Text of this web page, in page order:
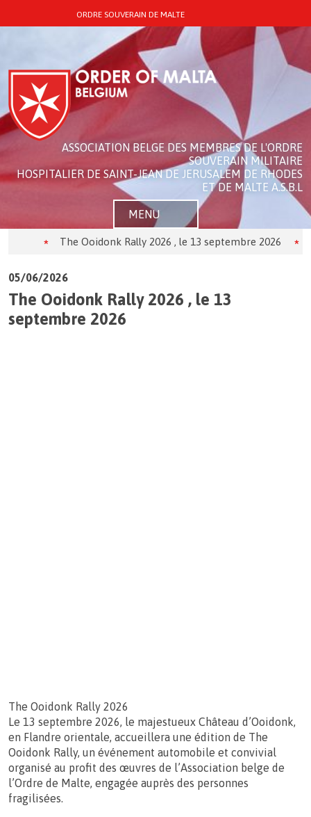
ORDRE SOUVERAIN DE MALTE
ASSOCIATION BELGE DES MEMBRES DE L'ORDRE
SOUVERAIN MILITAIRE
HOSPITALIER DE SAINT-JEAN DE JERUSALEM DE RHODES
ET DE MALTE A.S.B.L
MENU
The Ooidonk Rally 2026 , le 13 septembre 2026
05/06/2026
The Ooidonk Rally 2026 , le 13
septembre 2026
The Ooidonk Rally 2026
Le 13 septembre 2026, le majestueux Château d’Ooidonk,
en Flandre orientale, accueillera une édition de The
Ooidonk Rally, un événement automobile et convivial
organisé au profit des œuvres de l’Association belge de
l’Ordre de Malte, engagée auprès des personnes
fragilisées.